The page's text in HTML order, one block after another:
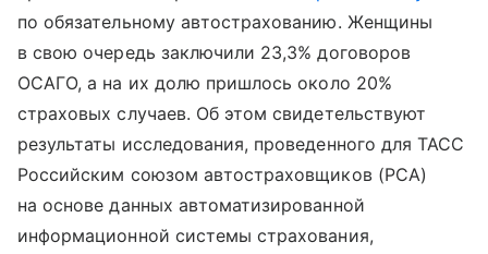
по обязательному автострахованию. Женщины
в свою очередь заключили 23,3% договоров
ОСАГО, а на их долю пришлось около 20%
страховых случаев. Об этом свидетельствуют
результаты исследования, проведенного для ТАСС
Российским союзом автостраховщиков (РСА)
на основе данных автоматизированной
информационной системы страхования,